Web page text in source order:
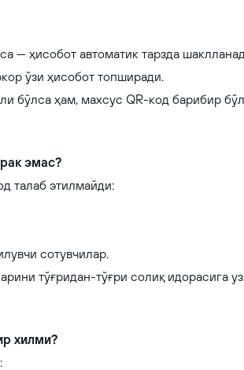
— ҳисобот автоматик тарзда
ўзи ҳисобот топширади.
бўлса ҳам, махсус QR-код барибир
эмас?
талаб этилмайди:
сотувчилар.
тўғридан-тўғри солиқ идорасига
хилми?